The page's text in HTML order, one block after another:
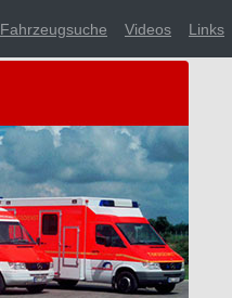
Fahrzeugsuche Videos Links